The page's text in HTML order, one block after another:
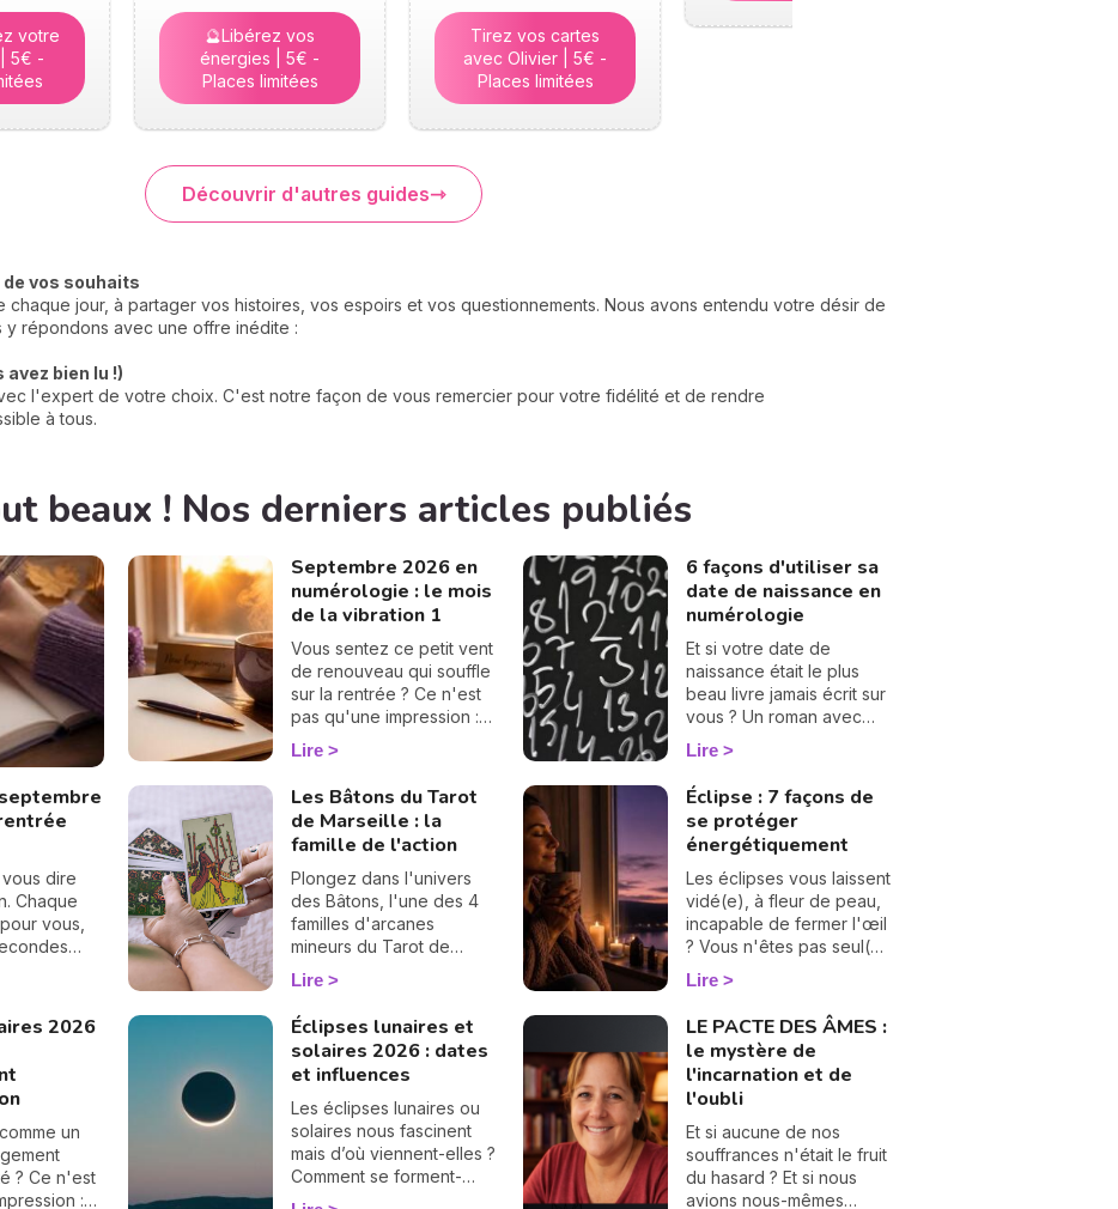
votre
5€ -
🔮Libérez vos
énergies | 5€ -
Places limitées
Tirez vos cartes
avec Olivier | 5€ -
Places limitées
Découvrir d'autres guides
de vos souhaits
chaque jour, à partager vos histoires, vos espoirs et vos questionnements. Nous avons entendu votre désir de
répondons avec une offre inédite :
avez bien lu !)
l'expert de votre choix. C'est notre façon de vous remercier pour votre fidélité et de rendre
à tous.
beaux ! Nos derniers articles publiés
dire
Chaque
vous,
trouve
mission de
Septembre 2026 en
numérologie : le mois
de la vibration 1
Vous sentez ce petit vent
de renouveau qui souffle
sur la rentrée ? Ce n'est
pas qu'une impression :
en numérologie,
septembre 2026 vibre sur
le 1, le chiffre des
commencements. Après
un mois d'août tourné
vers les bilans, place à la
page blanche. On vous
raconte le climat de ce
mois pas comme les
autres. 🌱
Lire
6 façons d'utiliser sa
date de naissance en
numérologie
Et si votre date de
naissance était le plus
beau livre jamais écrit sur
vous ? Un roman avec
ses chapitres, ses
rebondissements et
même quelques cartes
cachées dans la manche.
La numérologie vous aide
à en tourner les pages,
une à une. On vous
montre comment… 🔢
Lire
Les Bâtons du Tarot
de Marseille : la
famille de l'action
Plongez dans l'univers
des Bâtons, l'une des 4
familles d'arcanes
mineurs du Tarot de
Marseille. Associées à
l'élément Feu, ces cartes
éclairent votre énergie,
vos projets et votre
ambition. Découvrez leur
signification complète et
ce qu'elles révèlent dans
votre tirage.
Lire
Éclipse : 7 façons de
se protéger
énergétiquement
Les éclipses vous laissent
vidé(e), à fleur de peau,
incapable de fermer l'œil
? Vous n'êtes pas seul(e),
et surtout : ça se traverse
en douceur. Voici 7
bienveillants pour vous
protéger
énergétiquement et
retrouver votre calme
intérieur. 🛡️🌒
Lire
2026
un
? Ce n'est
:
Éclipses lunaires et
solaires 2026 : dates
et influences
Les éclipses lunaires ou
solaires nous fascinent
mais d’où viennent-elles ?
Comment se forment-
elles ? Définition,
LE PACTE DES ÂMES :
le mystère de
l'incarnation et de
l'oubli
Et si aucune de nos
souffrances n'était le fruit
du hasard ? Et si nous
avions nous-mêmes